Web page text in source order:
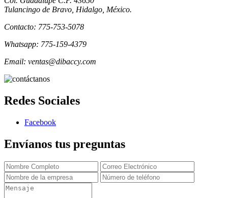
Tulancingo de Bravo, Hidalgo, México.
Contacto: 775-753-5078
Whatsapp: 775-159-4379
Email: ventas@dibaccy.com
Redes Sociales
Facebook
Envíanos tus preguntas